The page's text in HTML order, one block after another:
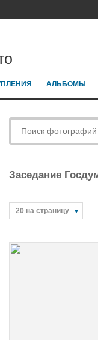
АЛЬБОМЫ
Заседание
20 на страницу